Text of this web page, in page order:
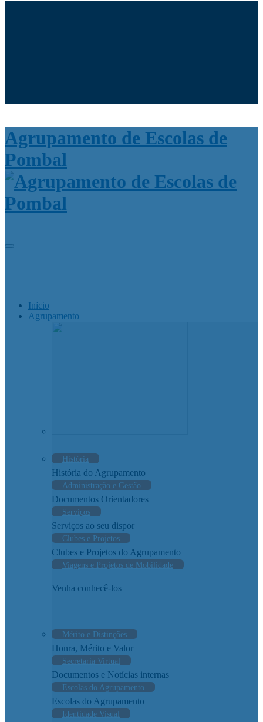
for:
Agrupamento de Escolas de
Pombal
Início
Agrupamento
História
História do Agrupamento
Administração e Gestão
Documentos Orientadores
Serviços
Serviços ao seu dispor
Clubes e Projetos
Clubes e Projetos do Agrupamento
Viagens e Projetos de Mobilidade
Venha conhecê-los
Mérito e Distinções
Honra, Mérito e Valor
Secretaria Virtual
Documentos e Notícias internas
Escolas do Agrupamento
Escolas do Agrupamento
Identidade Visual